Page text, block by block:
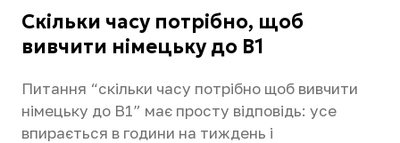
Скільки часу потрібно, щоб
вивчити німецьку до B1
Питання “скільки часу потрібно щоб вивчити
німецьку до B1” має просту відповідь: усе
впирається в години на тиждень і